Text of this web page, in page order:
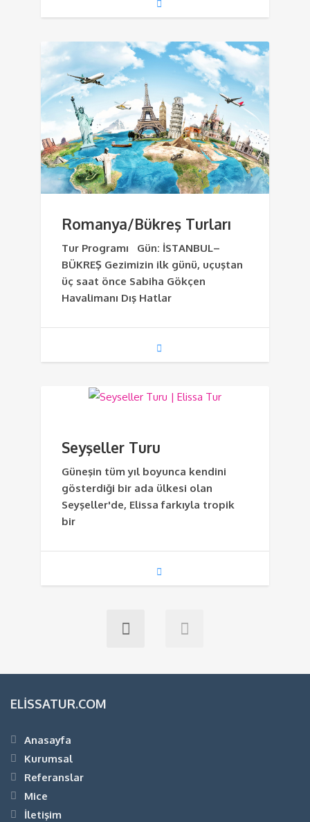
Romanya/Bükreş Turları
Tur Programı Gün: İSTANBUL–
BÜKREŞ Gezimizin ilk günü, uçuştan
üç saat önce Sabiha Gökçen
Havalimanı Dış Hatlar
Seyşeller Turu
Güneşin tüm yıl boyunca kendini
gösterdiği bir ada ülkesi olan
Seyşeller'de, Elissa farkıyla tropik
bir
ELISSATUR.COM
Anasayfa
Kurumsal
Referanslar
Mice
İletişim